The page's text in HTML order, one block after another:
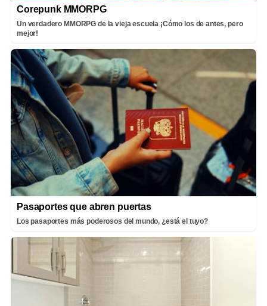
Corepunk MMORPG
Un verdadero MMORPG de la vieja escuela ¡Cómo los de antes, pero
mejor!
Pasaportes que abren puertas
Los pasaportes más poderosos del mundo, ¿está el tuyo?